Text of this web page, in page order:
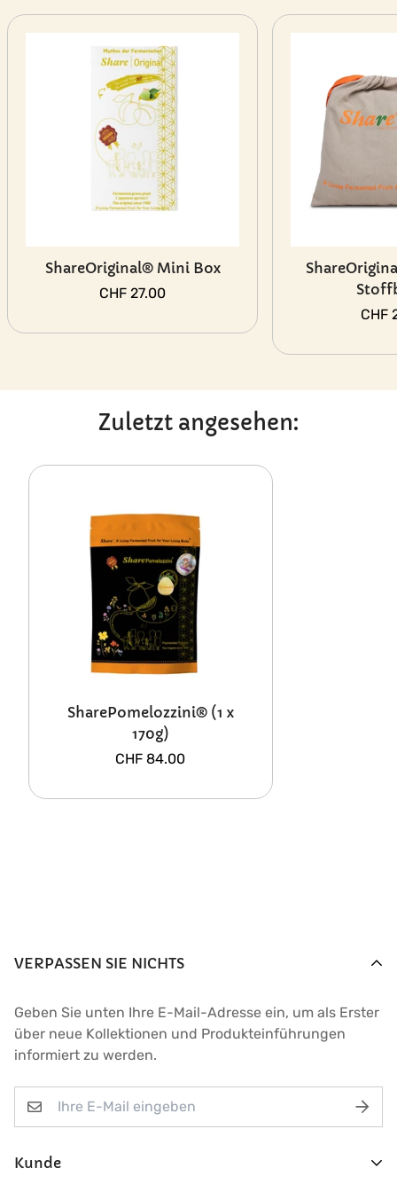
ShareOriginal® Mini Box
Regulärer
CHF 27.00
CHF
Zuletzt angesehen:
SharePomelozzini® (1 x
170g)
Regulärer
CHF 84.00
VERPASSEN SIE NICHTS
Geben Sie unten Ihre E-Mail-Adresse ein, um als Erster
über neue Kollektionen und Produkteinführungen
informiert zu werden.
Kunde